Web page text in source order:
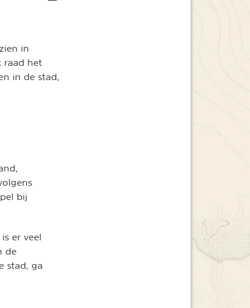
in
raad het
in de stad,
bij
er veel
de
stad, ga